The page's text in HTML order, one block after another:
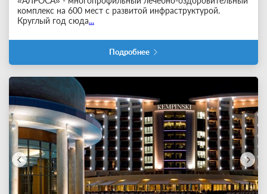
комплекс на 600 мест с развитой инфраструктурой.
Круглый год сюда...
Подробнее